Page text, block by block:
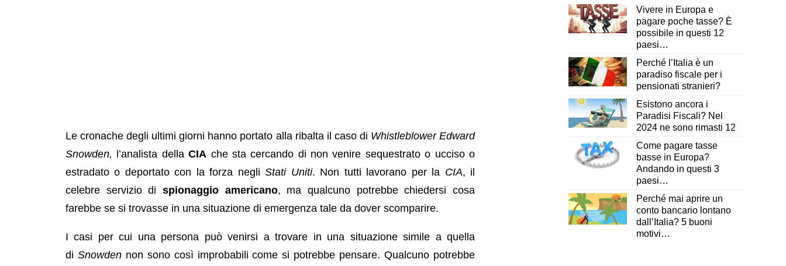
Le cronache degli ultimi giorni hanno portato alla ribalta il caso di Whistleblower Edward
Snowden, l’analista dellaCIA che sta cercando di non venire sequestrato o ucciso o
estradato o deportato con la forza negliStati Uniti. Non tutti lavorano per la CIA, il
celebre servizio di spionaggio americano, ma qualcuno potrebbe chiedersi cosa
farebbe se si trovasse in una situazione di emergenza tale da dover scomparire.
I casi per cui una persona può venirsi a trovare in una situazione simile a quella
di Snowdennon sono così improbabili come si potrebbe pensare. Qualcuno potrebbe
Vivere in Europa e
pagare poche tasse? È
possibile in questi 12
paesi…
Perché l’Italia è un
paradiso fiscale per i
pensionati stranieri?
Esistono ancora i
Paradisi Fiscali? Nel
2024 ne sono rimasti 12
Come pagare tasse
basse in Europa?
Andando in questi 3
paesi…
Perché mai aprire un
conto bancario lontano
dall’Italia? 5 buoni
motivi…